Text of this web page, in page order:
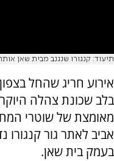
תיעוד: קנגורו שנגנב מבית שאן
אירוע חריג שהחל
בלב שכונת צהלה
מאומצת של שוטרי
אביב לאתר גור קנגורו
בעמק בית שאן.